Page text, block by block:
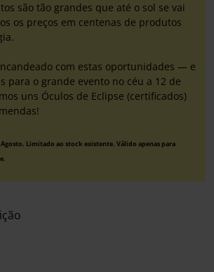
são tão grandes que até o sol se vai
os preços em centenas de produtos
com estas oportunidades — e
para o grande evento no céu a 12 de
uns Óculos de Eclipse (certificados)
Limitado ao stock existente. Válido apenas para